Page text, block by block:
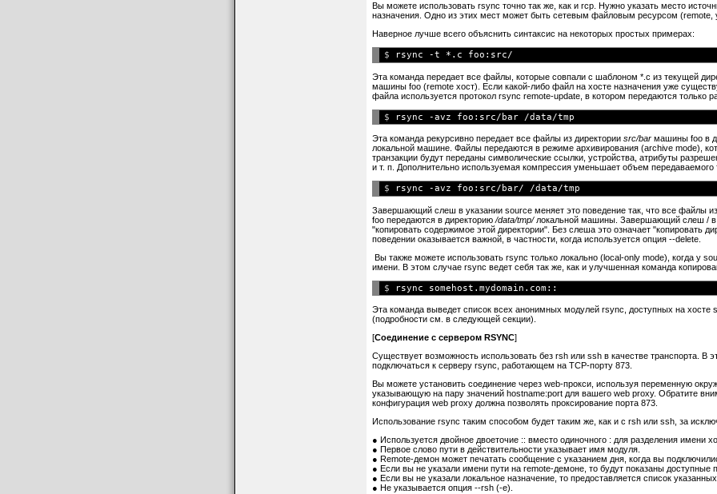
Вы можете использовать rsync точно так же, как и rcp. Нужно указать место
назначения. Одно из этих мест может быть сетевым файловым ресурсом (remote,
Наверное лучше всего объяснить синтаксис на некоторых простых примерах:
$
Эта команда передает все файлы, которые совпали с шаблоном *.c из текущей
машины foo (remote хост). Если какой-либо файл на хосте назначения уже
файла используется протокол rsync remote-update, в котором передаются только
$
Эта команда рекурсивно передает все файлы из директории src/bar машины foo в
локальной машине. Файлы передаются в режиме архивирования (archive mode),
транзакции будут переданы символические ссылки, устройства, атрибуты
и т. п. Дополнительно используемая компрессия уменьшает объем передаваемого
$
Завершающий слеш в указании source меняет это поведение так, что все файлы
foo передаются в директорию /data/tmp/локальной машины. Завершающий слеш / в
"копировать содержимое этой директории". Без слеша это означает "копировать
поведении оказывается важной, в частности, когда используется опция --delete.
Вы также можете использовать rsync только локально (local-only mode), когда у
имени. В этом случае rsync ведет себя так же, как и улучшенная команда
$
Эта команда выведет список всех анонимных модулей rsync, доступных на хосте
(подробности см. в следующей секции).
[Соединение с сервером RSYNC]
Существует возможность использовать без rsh или ssh в качестве транспорта. В
подключаться к серверу rsync, работающем на TCP-порту 873.
Вы можете установить соединение через web-прокси, используя переменную
указывающую на пару значений hostname:port для вашего web proxy. Обратите
конфигурация web proxy должна позволять проксирование порта 873.
Использование rsync таким способом будет таким же, как и с rsh или ssh, за
● Используется двойное двоеточие :: вместо одиночного : для разделения имени
● Первое слово пути в действительности указывает имя модуля.
● Remote-демон может печатать сообщение с указанием дня, когда вы
● Если вы не указали имени пути на remote-демоне, то будут показаны доступные
● Если вы не указали локальное назначение, то предоставляется список
● Не указывается опция --rsh (-e).
--exclude=PATTERN
исключать файлы, которые совпали с
--exclude-from=FILE
прочитать шаблоны исключения из файла
-I, --ignore-times
не исключать файлы, которые совпали по
использовать только размер файла в
передачи файла
-@ --modify-window=NUMокно метки времени (в секундах) для
--include=PATTERNне исключать файлы, совпавшие с
включения)
--include-from=FILEпрочитать шаблоны включения из файла
Как копировать:
-n, --dry-runтестовый запуск (trial run), без каких-либо
-l, --linksкопировать символические ссылки
ссылки
-L, --copy-linksпреобразовать symlink в соответствующие
--copy-unsafe-linksпреобразовывать только "unsafe" ссылки
--safe-linksигнорировать ссылки, выходящие за
-H, --hard-linksсохранение жестких ссылок (hard links)
--devicesсохранение файлов устройств (только с
--specialsсохранение специальных файлов
-D, --devices --specialsсохранение devices (только с правами
сохранение группы
-o, --ownerсохранение владельца (только с правами
-p, --perms сохранение разрешений
--remove-source-filesотправитель удаляет
-t, --timesсохранение времен
эффективная обработка разреженных
-x, --one-file-systemне пересекать границ файловой системы
-B, --block-size=SIZE
(умолчание 700)
--rsync-path=PATH указать путь для rsync на remote-машине
--numeric-idsне отображать значения uid/gid на имена
-W, --whole-fileкопировать файлы целиком, без проверок
Опции места назначения (destination):
-a, --archiveрежим архива, эквивалентный -rlptgoD (без
-b, --backup
--backup-dir=DIRделать бекапы в этой директории
-z, --compressприменять сжатие данных файла при
-c, --checksumпропускать файлы, основываясь на
времени модификации и размере
-C, --cvs-exclude
автоматически игнорировать данные так